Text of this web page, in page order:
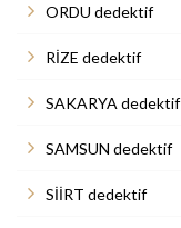
ORDU dedektif
RİZE dedektif
SAKARYA dedektif
SAMSUN dedektif
SİİRT dedektif